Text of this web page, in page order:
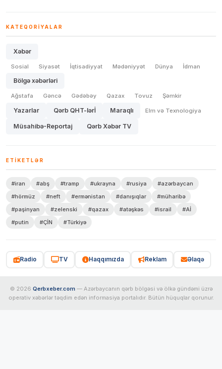
KATEQORIYALAR
Xəbər
Sosial Siyasət İqtisadiyyat Mədəniyyət Dünya İdman
Bölgə xəbərləri
Ağstafa Gəncə Gədəbəy Qazax Tovuz Şəmkir
Yazarlar Qərb QHT-lərİ Maraqlı Elm və Texnologiya
Müsahibə-Reportaj Qərb Xəbər TV
ETIKETLƏR
#iran #abş #tramp #ukrayna #rusiya
#azərbaycan
#hörmüz
#neft #ermənistan #danışıqlar
#müharibə
#paşinyan
#zelenski #qazax #atəşkəs #israil
#Aİ
#putin
#ÇİN #Türkiyə
Radio TV Haqqımızda Reklam Əlaqə
© 2026 Qerbxeber.com — Azərbaycanın qərb bölgəsi və ölkə gündəmi üzrə
operativ xəbərlər təqdim edən informasiya portalıdır. Bütün hüquqlar qorunur.